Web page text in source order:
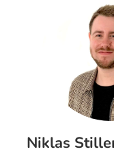
Niklas